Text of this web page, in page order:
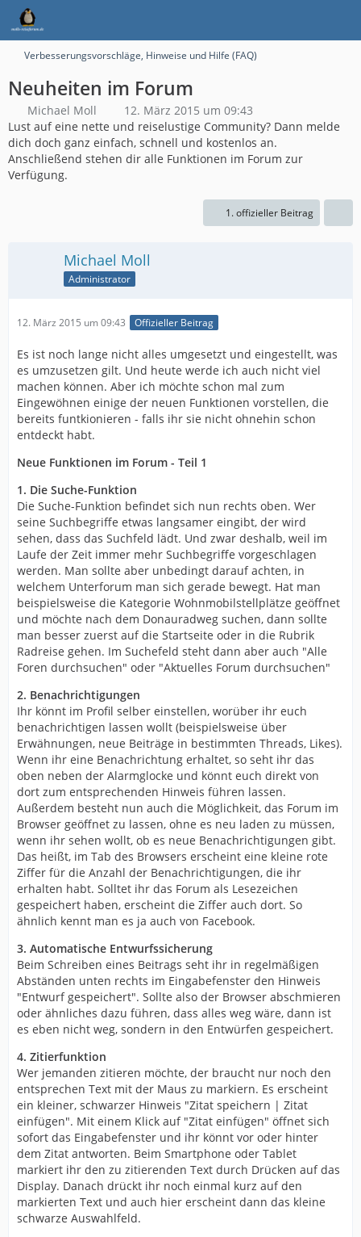
Verbesserungsvorschläge, Hinweise und Hilfe (FAQ)
Neuheiten im Forum
Michael Moll
12. März 2015 um 09:43
Lust auf eine nette und reiselustige Community? Dann melde
dich doch ganz einfach, schnell und kostenlos an.
Anschließend stehen dir alle Funktionen im Forum zur
Verfügung.
1. offizieller Beitrag
Michael Moll
Administrator
12. März 2015 um 09:43 Offizieller Beitrag
Es ist noch lange nicht alles umgesetzt und eingestellt, was
es umzusetzen gilt. Und heute werde ich auch nicht viel
machen können. Aber ich möchte schon mal zum
Eingewöhnen einige der neuen Funktionen vorstellen, die
bereits funtkionieren - falls ihr sie nicht ohnehin schon
entdeckt habt.
Neue Funktionen im Forum - Teil 1
1. Die Suche-Funktion
Die Suche-Funktion befindet sich nun rechts oben. Wer
seine Suchbegriffe etwas langsamer eingibt, der wird
sehen, dass das Suchfeld lädt. Und zwar deshalb, weil im
Laufe der Zeit immer mehr Suchbegriffe vorgeschlagen
werden. Man sollte aber unbedingt darauf achten, in
welchem Unterforum man sich gerade bewegt. Hat man
beispielsweise die Kategorie Wohnmobilstellplätze geöffnet
und möchte nach dem Donauradweg suchen, dann sollte
man besser zuerst auf die Startseite oder in die Rubrik
Radreise gehen. Im Suchefeld steht dann aber auch "Alle
Foren durchsuchen" oder "Aktuelles Forum durchsuchen"
2. Benachrichtigungen
Ihr könnt im Profil selber einstellen, worüber ihr euch
benachrichtigen lassen wollt (beispielsweise über
Erwähnungen, neue Beiträge in bestimmten Threads, Likes).
Wenn ihr eine Benachrichtung erhaltet, so seht ihr das
oben neben der Alarmglocke und könnt euch direkt von
dort zum entsprechenden Hinweis führen lassen.
Außerdem besteht nun auch die Möglichkeit, das Forum im
Browser geöffnet zu lassen, ohne es neu laden zu müssen,
wenn ihr sehen wollt, ob es neue Benachrichtigungen gibt.
Das heißt, im Tab des Browsers erscheint eine kleine rote
Ziffer für die Anzahl der Benachrichtigungen, die ihr
erhalten habt. Solltet ihr das Forum als Lesezeichen
gespeichert haben, erscheint die Ziffer auch dort. So
ähnlich kennt man es ja auch von Facebook.
3. Automatische Entwurfssicherung
Beim Schreiben eines Beitrags seht ihr in regelmäßigen
Abständen unten rechts im Eingabefenster den Hinweis
"Entwurf gespeichert". Sollte also der Browser abschmieren
oder ähnliches dazu führen, dass alles weg wäre, dann ist
es eben nicht weg, sondern in den Entwürfen gespeichert.
4. Zitierfunktion
Wer jemanden zitieren möchte, der braucht nur noch den
entsprechen Text mit der Maus zu markiern. Es erscheint
ein kleiner, schwarzer Hinweis "Zitat speichern | Zitat
einfügen". Mit einem Klick auf "Zitat einfügen" öffnet sich
sofort das Eingabefenster und ihr könnt vor oder hinter
dem Zitat antworten. Beim Smartphone oder Tablet
markiert ihr den zu zitierenden Text durch Drücken auf das
Display. Danach drückt ihr noch einmal kurz auf den
markierten Text und auch hier erscheint dann das kleine
schwarze Auswahlfeld.